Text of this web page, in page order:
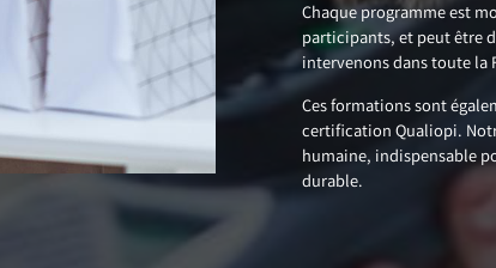
Chaque programme est
participants, et peut être
intervenons dans toute la
Ces formations sont
certification Qualiopi.
humaine, indispensable
durable.